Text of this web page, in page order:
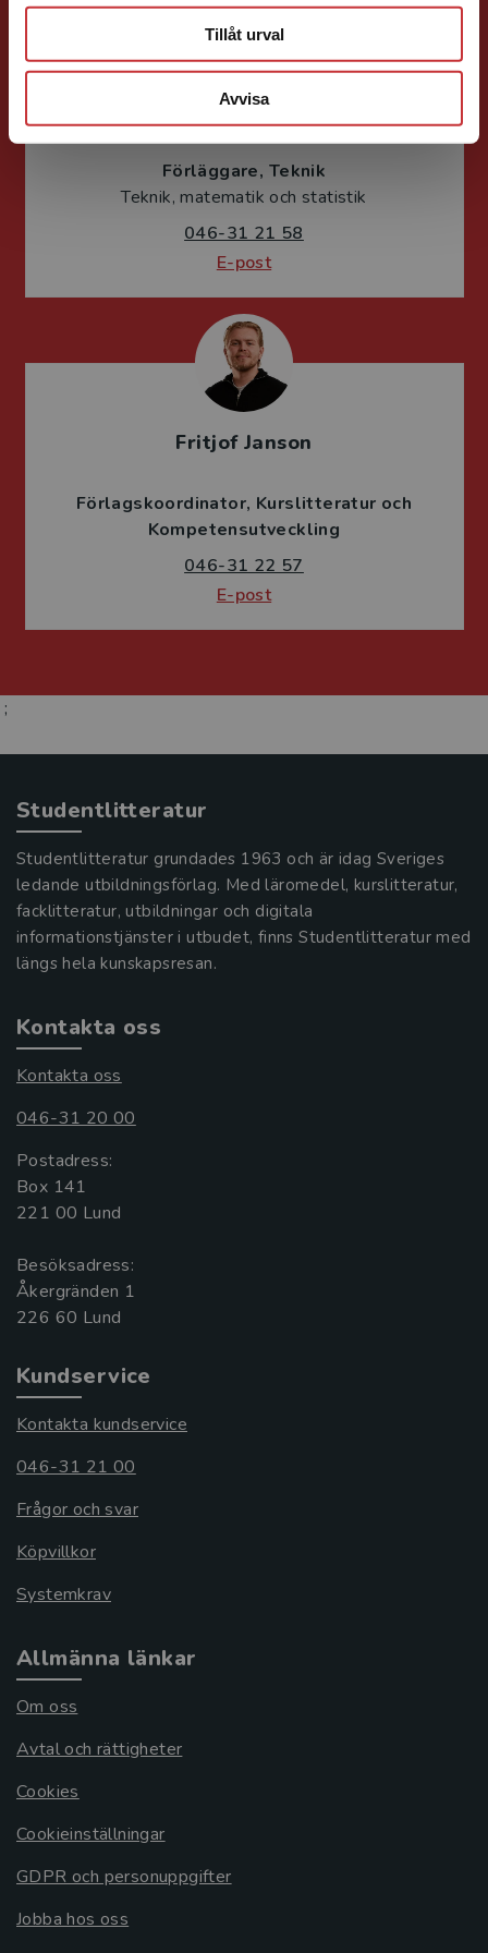
Tillåt urval
Avvisa
Jens Fredholm
Förläggare Teknik
Teknik, matematik och statistik
046-31 21 58
E-post
Fritjof Janson
Förlagskoordinator Kurslitteratur och
Kompetensutveckling
046-31 22 57
E-post
;
Studentlitteratur
Studentlitteratur grundades 1963 och är idag Sveriges
ledande utbildningsförlag. Med läromedel, kurslitteratur,
facklitteratur, utbildningar och digitala
informationstjänster i utbudet, finns Studentlitteratur med
längs hela kunskapsresan.
Kontakta oss
Kontakta oss
046-31 20 00
Postadress:
Box 141
221 00 Lund
Besöksadress:
Åkergränden 1
Kundservice
Kontakta kundservice
046-31 21 00
Frågor och svar
Köpvillkor
Systemkrav
Allmänna länkar
Om oss
Avtal och rättigheter
Cookies
Cookieinställningar
GDPR och personuppgifter
Jobba hos oss